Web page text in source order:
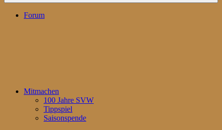
Forum
Mitmachen
100 Jahre SVW
Tippspiel
Saisonspende